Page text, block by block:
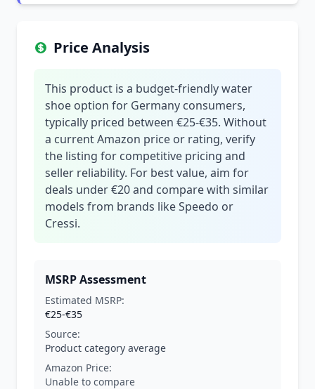
Price Analysis
This product is a budget-friendly water
shoe option for Germany consumers,
typically priced between €25-€35. Without
a current Amazon price or rating, verify
the listing for competitive pricing and
seller reliability. For best value, aim for
deals under €20 and compare with similar
models from brands like Speedo or
Cressi.
MSRP Assessment
Estimated MSRP:
€25-€35
Source:
Product category average
Amazon Price:
Unable to compare